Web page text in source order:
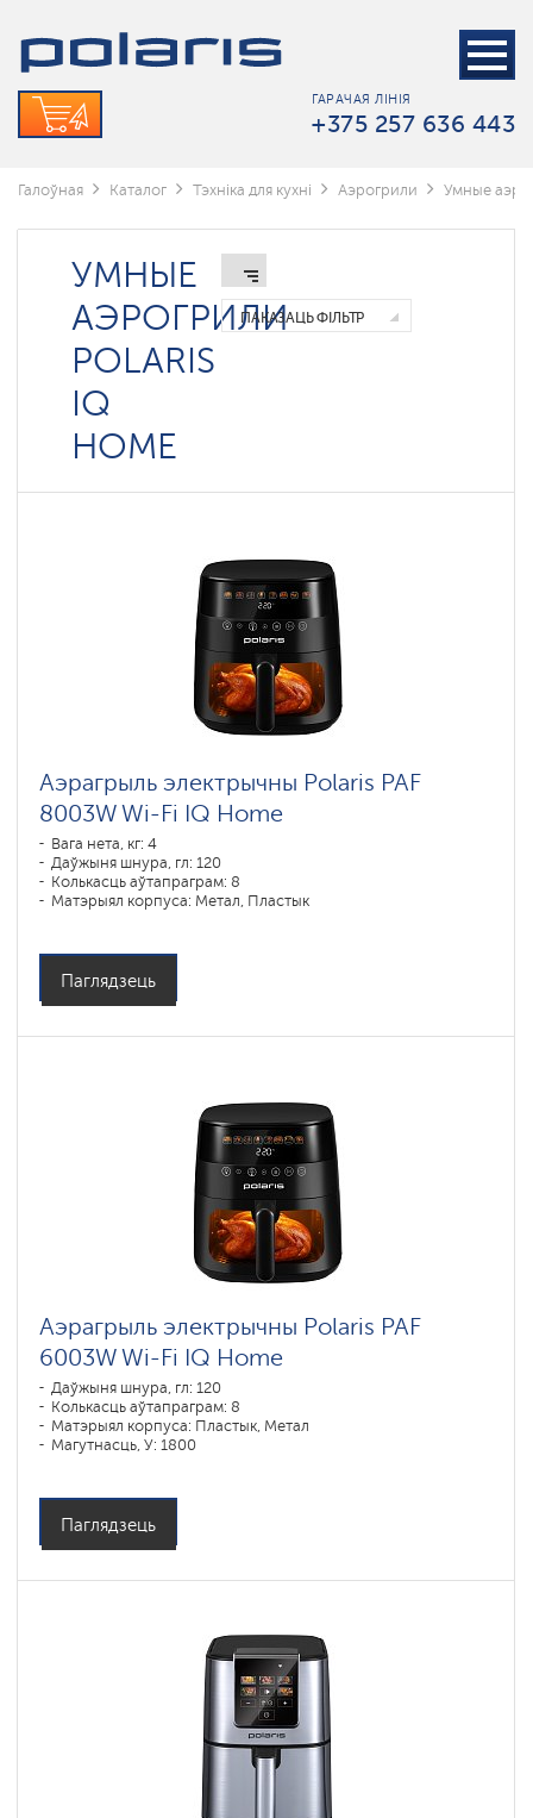
ГАРАЧАЯ ЛІНІЯ
+375 257 636 443
Галоўная Каталог Тэхніка для кухні Аэрогрили Умные
УМНЫЕ
АЭРОГРИЛИ
POLARIS
IQ
HOME
ПАКАЗАЦЬ ФІЛЬТР
Аэрагрыль электрычны Polaris PAF
8003W Wi-Fi IQ Home
Вага нета, кг: 4
Даўжыня шнура, гл: 120
Колькасць аўтапраграм: 8
Матэрыял корпуса: Метал, Пластык
Праграмы падрыхтоўкі: пирог, запекание, выпечка, пицца,
фритюр, гриль
Паглядзець
Аэрагрыль электрычны Polaris PAF
6003W Wi-Fi IQ Home
Даўжыня шнура, гл: 120
Колькасць аўтапраграм: 8
Матэрыял корпуса: Пластык, Метал
Магутнасць, У: 1800
фритюр, гриль
Паглядзець
Умные
аэрогрили
Polaris
IQ
home